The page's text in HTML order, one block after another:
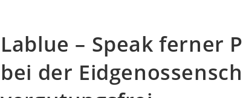
Lablue – Speak ferner
bei der